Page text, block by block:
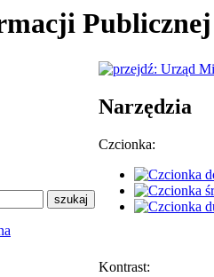
Narzędzia
Czcionka:
Kontrast: